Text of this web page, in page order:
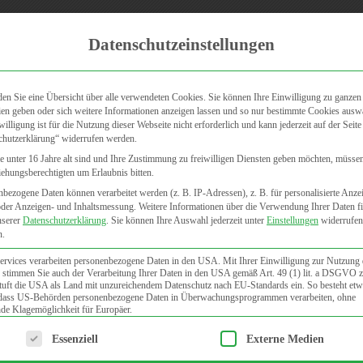
VORSORGELEISTUNGEN/CHECK-UP
Datenschutzeinstellungen
Sie eine Übersicht über alle verwendeten Cookies. Sie können Ihre Einwilligung zu ganzen
geben oder sich weitere Informationen anzeigen lassen und so nur bestimmte Cookies
ist für die Nutzung dieser Webseite nicht erforderlich und kann jederzeit auf der Seite
widerrufen werden.
unter 16 Jahre alt sind und Ihre Zustimmung zu freiwilligen Diensten geben möchten,
um Erlaubnis bitten.
Daten können verarbeitet werden (z. B. IP-Adressen), z. B. für personalisierte
Anzeigen- und Inhaltsmessung. Weitere Informationen über die Verwendung Ihrer Daten
Datenschutzerklärung. Sie können Ihre Auswahl jederzeit unter Einstellungen
verarbeiten personenbezogene Daten in den USA. Mit Ihrer Einwilligung zur Nutzung
stimmen Sie auch der Verarbeitung Ihrer Daten in den USA gemäß Art. 49 (1) lit. a DSGVO
die USA als Land mit unzureichendem Datenschutz nach EU-Standards ein. So besteht
US-Behörden personenbezogene Daten in Überwachungsprogrammen verarbeiten, ohne
Klagemöglichkeit für Europäer.
eine Liste der Service-Gruppen, für die eine Einwilligung
Essenziell Externe Medien